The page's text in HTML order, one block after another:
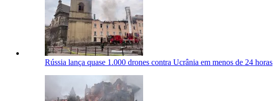
Rússia lança quase 1.000 drones contra Ucrânia em menos de 24 horas